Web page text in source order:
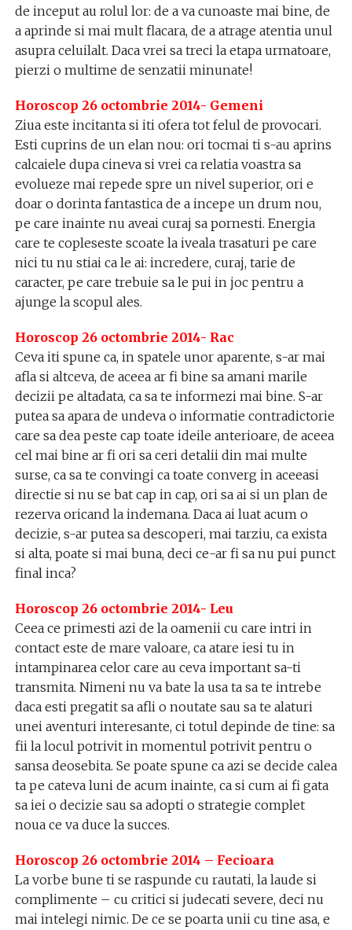
de inceput au rolul lor: de a va cunoaste mai bine, de
a aprinde si mai mult flacara, de a atrage atentia unul
asupra celuilalt. Daca vrei sa treci la etapa urmatoare,
pierzi o multime de senzatii minunate!
Horoscop 26 octombrie 2014- Gemeni
Ziua este incitanta si iti ofera tot felul de provocari.
Esti cuprins de un elan nou: ori tocmai ti s-au aprins
calcaiele dupa cineva si vrei ca relatia voastra sa
evolueze mai repede spre un nivel superior, ori e
doar o dorinta fantastica de a incepe un drum nou,
pe care inainte nu aveai curaj sa pornesti. Energia
care te copleseste scoate la iveala trasaturi pe care
nici tu nu stiai ca le ai: incredere, curaj, tarie de
caracter, pe care trebuie sa le pui in joc pentru a
ajunge la scopul ales.
Horoscop 26 octombrie 2014- Rac
Ceva iti spune ca, in spatele unor aparente, s-ar mai
afla si altceva, de aceea ar fi bine sa amani marile
decizii pe altadata, ca sa te informezi mai bine. S-ar
putea sa apara de undeva o informatie contradictorie
care sa dea peste cap toate ideile anterioare, de aceea
cel mai bine ar fi ori sa ceri detalii din mai multe
surse, ca sa te convingi ca toate converg in aceeasi
directie si nu se bat cap in cap, ori sa ai si un plan de
rezerva oricand la indemana. Daca ai luat acum o
decizie, s-ar putea sa descoperi, mai tarziu, ca exista
si alta, poate si mai buna, deci ce-ar fi sa nu pui punct
final inca?
Horoscop 26 octombrie 2014- Leu
Ceea ce primesti azi de la oamenii cu care intri in
contact este de mare valoare, ca atare iesi tu in
intampinarea celor care au ceva important sa-ti
transmita. Nimeni nu va bate la usa ta sa te intrebe
daca esti pregatit sa afli o noutate sau sa te alaturi
unei aventuri interesante, ci totul depinde de tine: sa
fii la locul potrivit in momentul potrivit pentru o
sansa deosebita. Se poate spune ca azi se decide calea
ta pe cateva luni de acum inainte, ca si cum ai fi gata
sa iei o decizie sau sa adopti o strategie complet
noua ce va duce la succes.
Horoscop 26 octombrie 2014 – Fecioara
La vorbe bune ti se raspunde cu rautati, la laude si
complimente – cu critici si judecati severe, deci nu
mai intelegi nimic. De ce se poarta unii cu tine asa, e